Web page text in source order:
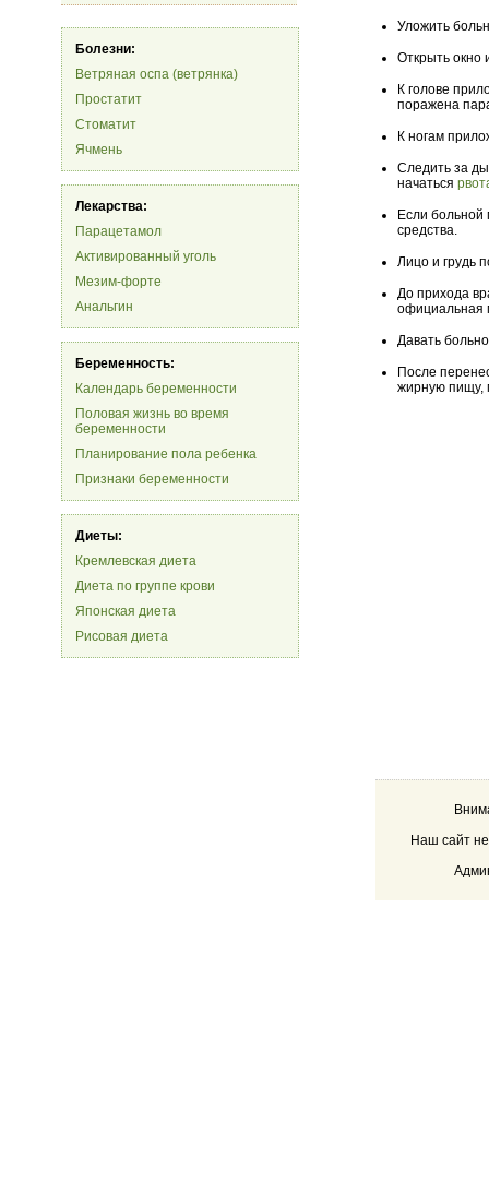
Болезни:
Ветряная оспа (ветрянка)
Простатит
Стоматит
Ячмень
Лекарства:
Парацетамол
Активированный уголь
Мезим-форте
Анальгин
Беременность:
Календарь беременности
Половая жизнь во время
беременности
Планирование пола ребенка
Признаки беременности
Диеты:
Кремлевская диета
Диета по группе крови
Японская диета
Рисовая диета
Уложить
Открыть окно
К голове
поражена
К ногам
Следить за
начаться
Если больной
средства.
Лицо и грудь
До прихода
официальная
Давать
После
жирную пищу,
Наш сайт